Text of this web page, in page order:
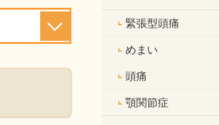
緊張型頭痛
めまい
頭痛
顎関節症